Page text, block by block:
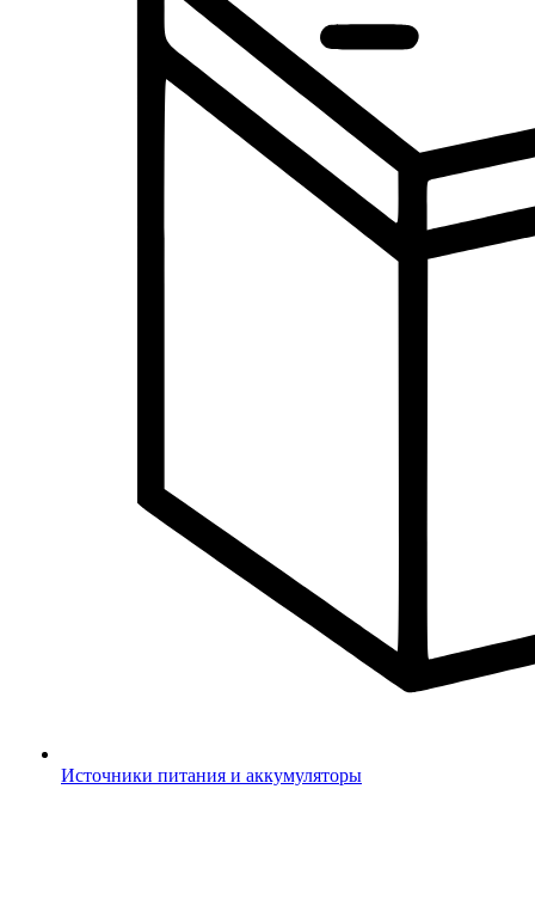
Источники питания и аккумуляторы